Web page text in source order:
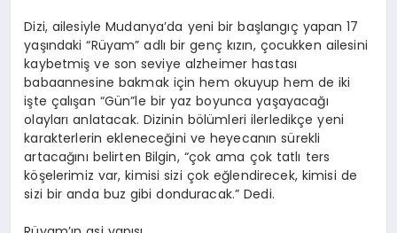
Dizi, ailesiyle Mudanya’da yeni bir başlangıç yapan 17
yaşındaki “Rüyam” adlı bir genç kızın, çocukken ailesini
kaybetmiş ve son seviye alzheimer hastası
babaannesine bakmak için hem okuyup hem de iki
işte çalışan “Gün”le bir yaz boyunca yaşayacağı
olayları anlatacak. Dizinin bölümleri ilerledikçe yeni
karakterlerin ekleneceğini ve heyecanın sürekli
artacağını belirten Bilgin, “çok ama çok tatlı ters
köşelerimiz var, kimisi sizi çok eğlendirecek, kimisi de
sizi bir anda buz gibi donduracak.” Dedi.